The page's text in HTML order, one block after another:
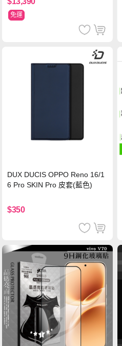
免運
DUX DUCIS OPPO Reno 16/1
6 Pro SKIN Pro 皮套(藍色)
$350